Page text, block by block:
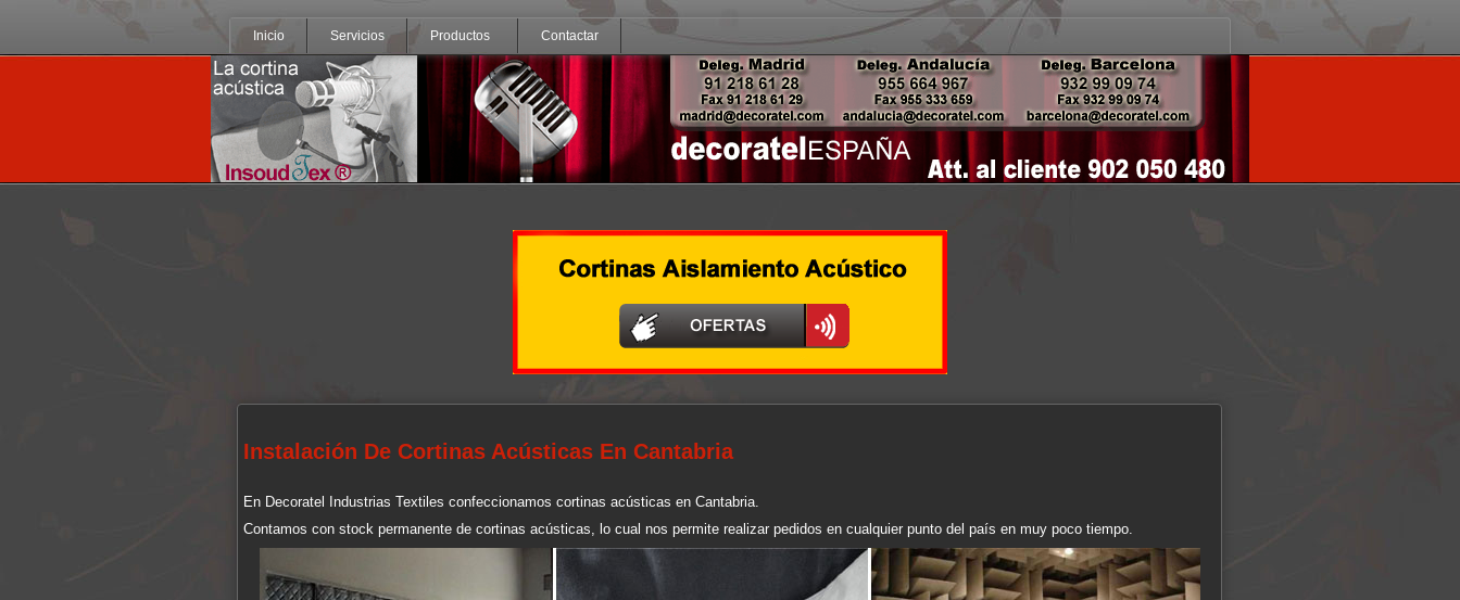
Inicio Servicios Productos Contactar
Instalación De Cortinas Acústicas En Cantabria
En Decoratel Industrias Textiles confeccionamos cortinas acústicas en Cantabria.
Contamos con stock permanente de cortinas acústicas, lo cual nos permite realizar pedidos en cualquier punto del país en muy poco tiempo.